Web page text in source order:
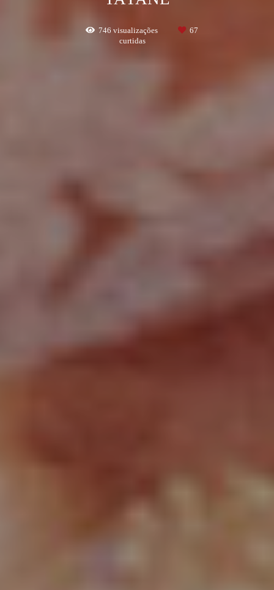
746 visualizações
67
curtidas